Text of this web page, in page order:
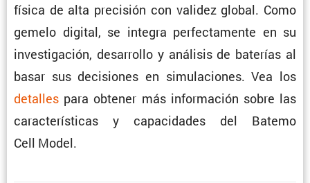
física de alta preci­sión con validez global. Como
gemelo digital, se integra perfec­ta­mente en su
inves­ti­ga­ción, desarrollo y análisis de baterías al
basar sus decisiones en simula­ciones. Vea los
detalles para obtener más infor­ma­ción sobre las
carac­te­rís­ticas y capaci­dades del Batemo
Cell Model.